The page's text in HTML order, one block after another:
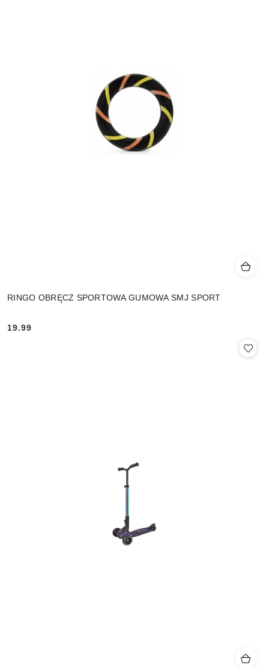
RINGO OBRĘCZ SPORTOWA GUMOWA SMJ SPORT
Cena:
19.99